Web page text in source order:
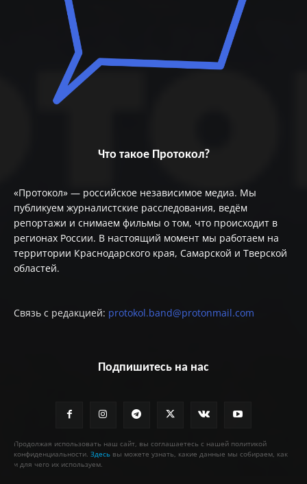
Что такое Протокол?
«Протокол» — российское независимое медиа. Мы
публикуем журналистские расследования, ведём
репортажи и снимаем фильмы о том, что происходит в
регионах России. В настоящий момент мы работаем на
территории Краснодарского края, Самарской и Тверской
областей.
Связь с редакцией: protokol.band@protonmail.com
Подпишитесь на нас
Продолжая использовать наш сайт, вы соглашаетесь с нашей политикой
конфиденциальности. Здесь вы можете узнать, какие данные мы собираем, как
и для чего их используем.